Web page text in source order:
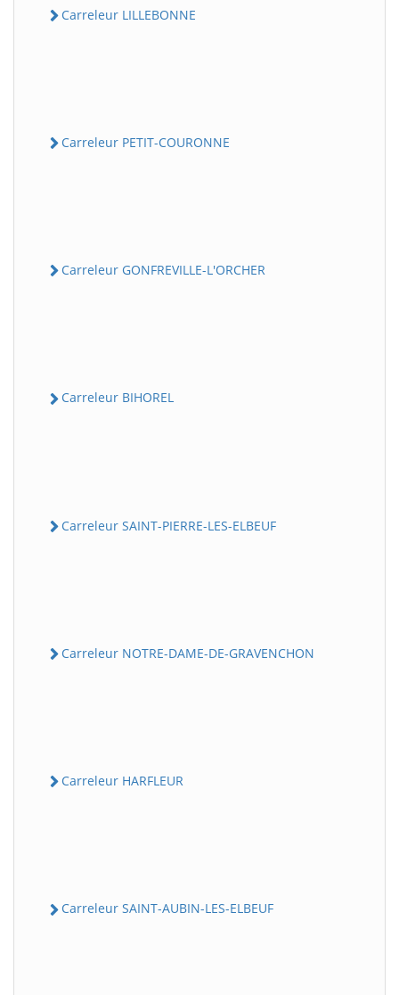
Carreleur LILLEBONNE
Carreleur PETIT-COURONNE
Carreleur GONFREVILLE-L'ORCHER
Carreleur BIHOREL
Carreleur SAINT-PIERRE-LES-ELBEUF
Carreleur NOTRE-DAME-DE-GRAVENCHON
Carreleur HARFLEUR
Carreleur SAINT-AUBIN-LES-ELBEUF